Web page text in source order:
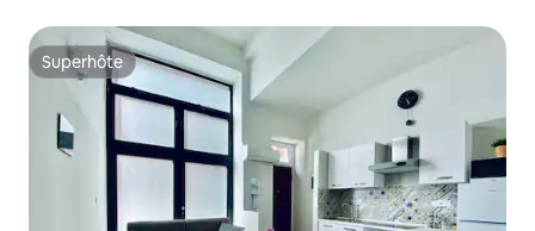
Superhôte
Superhôte